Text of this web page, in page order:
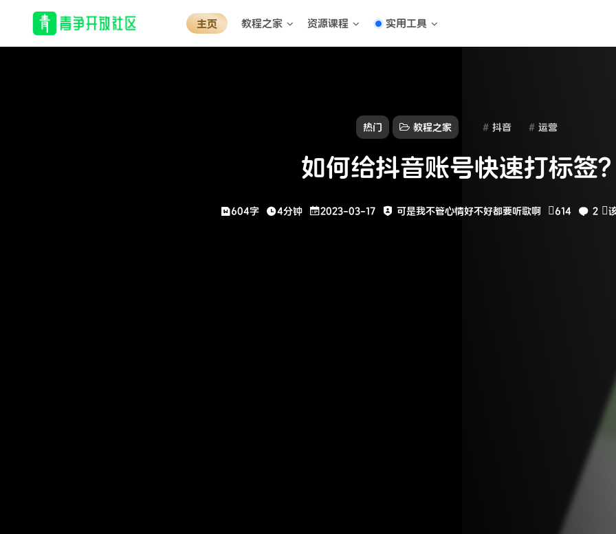
热门 教程之家 抖音 运营
如何给抖音账号快速打标签
604字 4分钟 2023-03-17 可是我不管心情好不好都要听歌啊 614 2
主页 教程之家 资源课程 实用工具